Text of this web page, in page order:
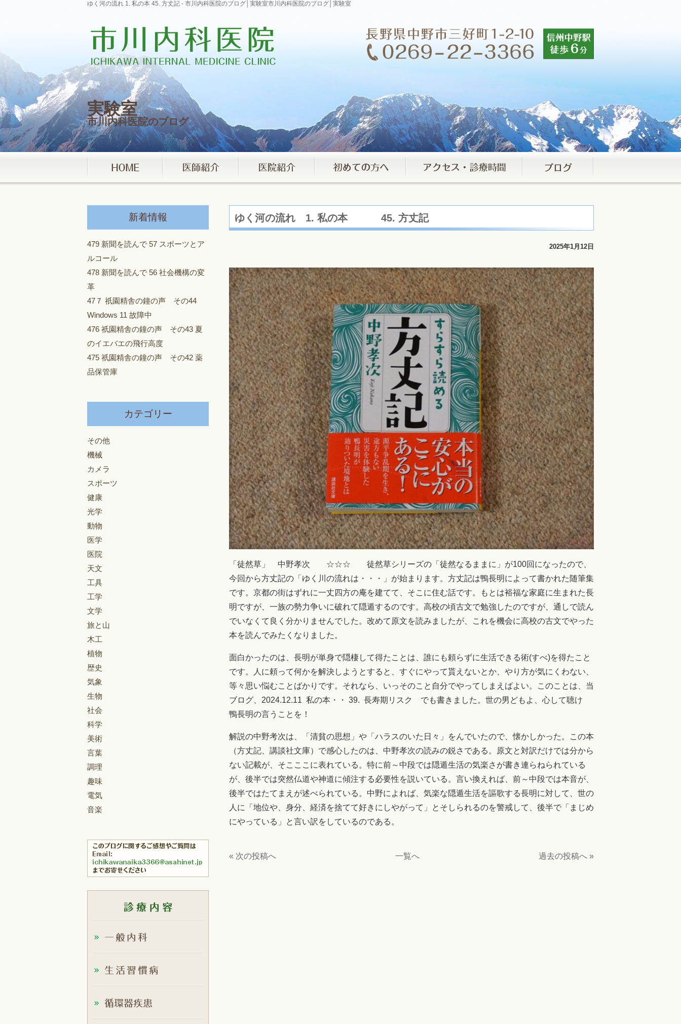
ゆく河の流れ 1. 私の本 45. 方丈記 - 市川内科医院のブログ│実験室市川内科医院のブログ│実験室
実験室
市川内科医院のブログ
ゆく河の流れ 1. 私の本 45. 方丈記
2025年1月12日
「徒然草」 中野孝次 ☆☆☆ 徒然草シリーズの「徒然なるままに」が100回になったので、
今回から方丈記の「ゆく川の流れは・・・」が始まります。方丈記は鴨長明によって書かれた随筆集
です。京都の街はずれに一丈四方の庵を建てて、そこに住む話です。もとは裕福な家庭に生まれた長
明ですが、一族の勢力争いに破れて隠遁するのです。高校の頃古文で勉強したのですが、通しで読ん
でいなくて良く分かりませんでした。改めて原文を読みましたが、これを機会に高校の古文でやった
本を読んでみたくなりました。
面白かったのは、長明が単身で隠棲して得たことは、誰にも頼らずに生活できる術(すべ)を得たこと
です。人に頼って何かを解決しようとすると、すぐにやって貰えないとか、やり方が気にくわない、
等々思い悩むことばかりです。それなら、いっそのこと自分でやってしまえばよい。このことは、当
ブログ、2024.12.11 私の本・・ 39. 長寿期リスク でも書きました。世の男どもよ、心して聴け
鴨長明の言うことを！
解説の中野考次は、「清貧の思想」や「ハラスのいた日々」をんでいたので、懐かしかった。この本
（方丈記、講談社文庫）で感心したのは、中野孝次の読みの鋭さである。原文と対訳だけでは分から
ない記載が、そこここに表れている。特に前～中段では隠遁生活の気楽さが書き連らねられている
が、後半では突然仏道や神道に傾注する必要性を説いている。言い換えれば、前～中段では本音が、
後半ではたてまえが述べられている。中野によれば、気楽な隠遁生活を謳歌する長明に対して、世の
人に「地位や、身分、経済を捨てて好きにしやがって」とそしられるのを警戒して、後半で「まじめ
にやっている」と言い訳をしているのである。
過去の投稿へ »
一覧へ
« 次の投稿へ
新着情報
479 新聞を読んで 57 スポーツとア
ルコール
478 新聞を読んで 56 社会機構の変
革
47７ 祇園精舎の鐘の声 その44
Windows 11 故障中
476 祇園精舎の鐘の声 その43 夏
のイエバエの飛行高度
475 祇園精舎の鐘の声 その42 薬
品保管庫
カテゴリー
その他
機械
カメラ
スポーツ
健康
光学
動物
医学
医院
天文
工具
工学
文学
旅と山
木工
植物
歴史
気象
生物
社会
科学
美術
言葉
調理
趣味
電気
音楽